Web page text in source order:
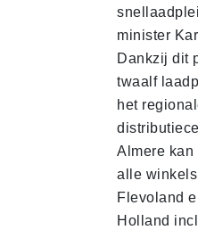
minister
Dankzij dit
twaalf
het
Almere
alle
Flevoland
Holland